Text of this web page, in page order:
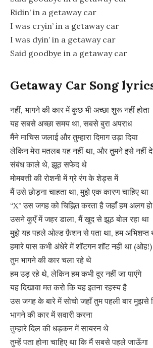
Ridin’ in a getaway car
I was cryin’ in a getaway car
I was dyin’ in a getaway car
Said goodbye in a getaway car
Getaway Car Song
नहीं, भागने की कार में कुछ भी अच्छा शुरू नहीं होता
यह सबसे अच्छा समय था, सबसे बुरा अपराध
मैंने माचिस जलाई और तुम्हारा दिमाग उड़ा दिया
लेकिन मेरा मतलब यह नहीं था, और तुमने इसे नहीं
संबंध काले थे, झूठ सफेद थे
मोमबत्ती की रोशनी में ग्रे रंग के शेड्स में
मैं उसे छोड़ना चाहता था, मुझे एक कारण चाहिए था
“X” उस जगह को चिह्नित करता है जहाँ हम अलग
उसने कुएँ में जहर डाला, मैं खुद से झूठ बोल रहा था
मुझे यह पहले ओल्ड फ़ैशन से पता था, हम अभिशप्त
हमारे पास कभी अंधेरे में शॉटगन शॉट नहीं था (ओह!)
तुम भागने की कार चला रहे थे
हम उड़ रहे थे, लेकिन हम कभी दूर नहीं जा पाएंगे
यह दिखावा मत करो कि यह इतना रहस्य है
उस जगह के बारे में सोचो जहाँ तुम पहली बार मुझसे
भागने की कार में सवारी करना
तुम्हारे दिल की धड़कन में सायरन थे
तुम्हें पता होना चाहिए था कि मैं सबसे पहले जाऊँगा